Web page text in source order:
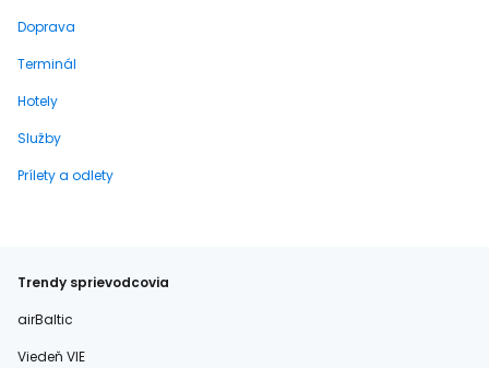
Doprava
Terminál
Hotely
Služby
Prílety a odlety
Trendy sprievodcovia
airBaltic
Viedeň VIE